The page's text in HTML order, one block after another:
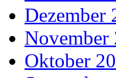
Dezember
November
Oktober